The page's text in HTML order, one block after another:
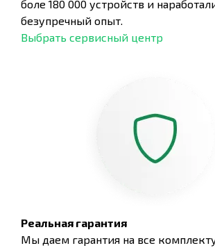
боле 180 000 устройств и
безупречный опыт.
Выбрать сервисный центр
Реальная гарантия
Мы даем гарантия на все